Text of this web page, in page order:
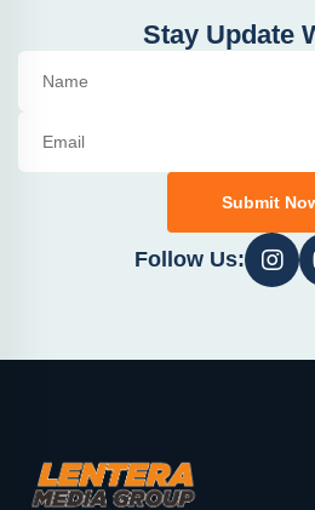
Stay Update
Submit
Follow Us: